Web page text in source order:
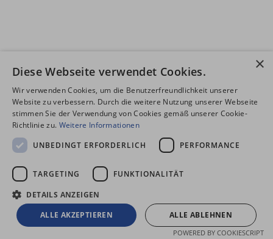
×
Diese Webseite verwendet Cookies.
Wir verwenden Cookies, um die Benutzerfreundlichkeit unserer
Website zu verbessern. Durch die weitere Nutzung unserer Webseite
stimmen Sie der Verwendung von Cookies gemäß unserer Cookie-
Richtlinie zu. Weitere Informationen
UNBEDINGT ERFORDERLICH
PERFORMANCE
TARGETING FUNKTIONALITÄT
DETAILS ANZEIGEN
ALLE AKZEPTIEREN
ALLE ABLEHNEN
POWERED BY COOKIESCRIPT